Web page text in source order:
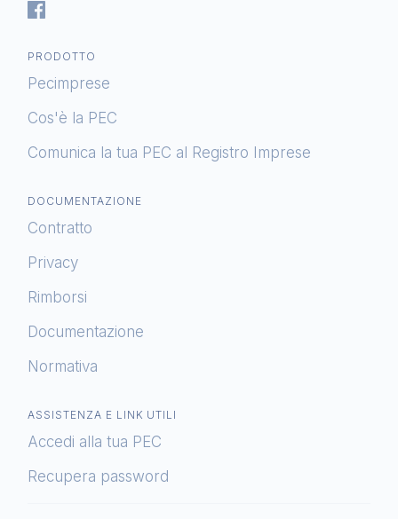
PRODOTTO
Pecimprese
Cos'è la PEC
Comunica la tua PEC al Registro Imprese
DOCUMENTAZIONE
Contratto
Privacy
Rimborsi
Documentazione
Normativa
ASSISTENZA E LINK UTILI
Accedi alla tua PEC
Recupera password